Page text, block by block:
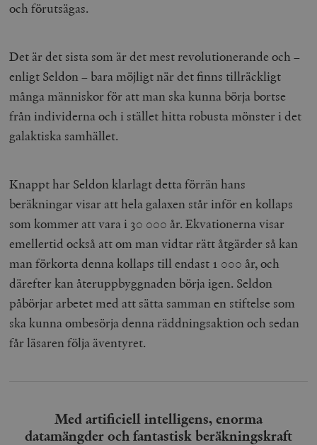
och förutsägas.
Det är det sista som är det mest revolutionerande och –
enligt Seldon – bara möjligt när det finns tillräckligt
många människor för att man ska kunna börja bortse
från individerna och i stället hitta robusta mönster i det
galaktiska samhället.
Knappt har Seldon klarlagt detta förrän hans
beräkningar visar att hela galaxen står inför en kollaps
som kommer att vara i 30 000 år. Ekvationerna visar
emellertid också att om man vidtar rätt åtgärder så kan
man förkorta denna kollaps till endast 1 000 år, och
därefter kan återuppbyggnaden börja igen. Seldon
påbörjar arbetet med att sätta samman en stiftelse som
ska kunna ombesörja denna räddningsaktion och sedan
får läsaren följa äventyret.
Med artificiell intelligens, enorma
datamängder och fantastisk beräkningskraft